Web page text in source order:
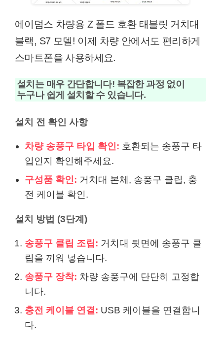
에이덤스 차량용 Z 폴드 호환 태블릿 거치대
블랙, S7 모델! 이제 차량 안에서도 편리하게
스마트폰을 사용하세요.
설치는 매우 간단합니다! 복잡한 과정 없이
누구나 쉽게 설치할 수 있습니다.
설치 전 확인 사항
차량 송풍구 타입 확인: 호환되는 송풍구 타
입인지 확인해주세요.
구성품 확인: 거치대 본체, 송풍구 클립, 충
전 케이블 확인.
설치 방법 (3단계)
송풍구 클립 조립: 거치대 뒷면에 송풍구 클
립을 끼워 넣습니다.
송풍구 장착: 차량 송풍구에 단단히 고정합
니다.
충전 케이블 연결: USB 케이블을 연결합니
다.